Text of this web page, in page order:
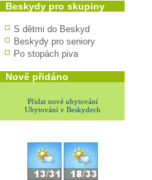
Beskydy pro skupiny
S dětmi do Beskyd
Beskydy pro seniory
Po stopách piva
Nově přidáno
Přidat nové ubytování
Ubytování v Beskydech